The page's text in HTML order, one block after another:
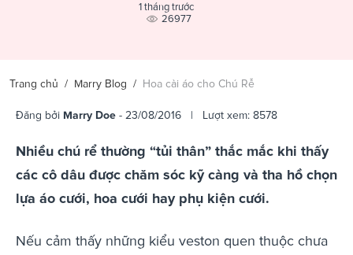
1 tháng trước
26977
Trang chủ / Marry Blog / Hoa cài áo cho Chú Rễ
Đăng bởi Marry Doe - 23/08/2016 | Lượt xem: 8578
Nhiều chú rể thường “tủi thân” thắc mắc khi thấy
các cô dâu được chăm sóc kỹ càng và tha hồ chọn
lựa áo cưới, hoa cưới hay phụ kiện cưới.
Nếu cảm thấy những kiểu veston quen thuộc chưa